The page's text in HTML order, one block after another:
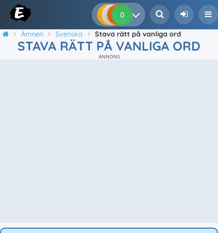
0 0 0
Ämnen Svenska Stava rätt på vanliga ord
STAVA RÄTT PÅ VANLIGA ORD
ANNONS